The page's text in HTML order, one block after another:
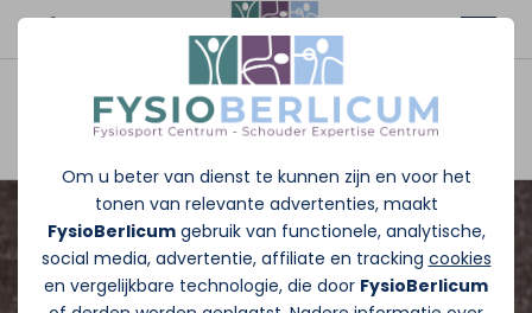
Om u beter van dienst te kunnen zijn en voor het
tonen van relevante advertenties, maakt
FysioBerlicumgebruik van functionele, analytische,
social media, advertentie, affiliate en tracking cookies
en vergelijkbare technologie, die door FysioBerlicum
Afspraak maken